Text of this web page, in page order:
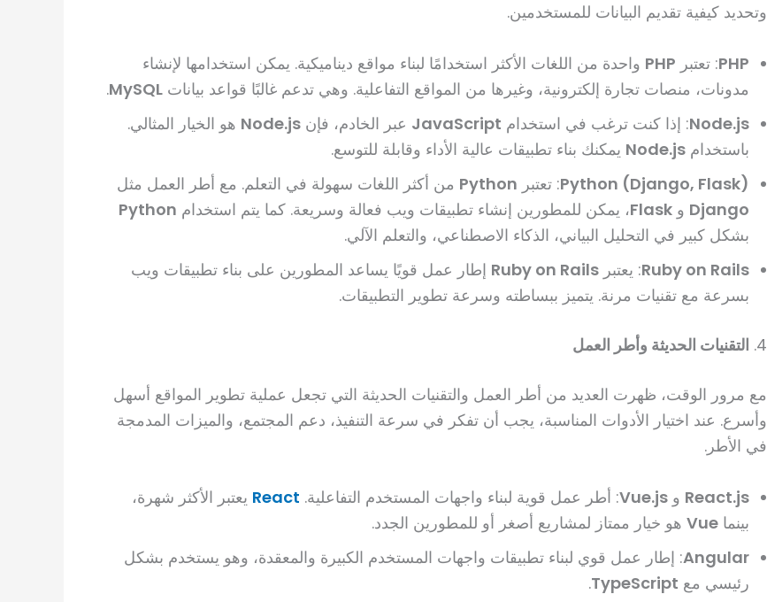
وتحديد كيفية تقديم البيانات للمستخدمين.
PHP: تعتبر PHP واحدة من اللغات الأكثر استخدامًا لبناء مواقع ديناميكية. يمكن استخدامها لإنشاء
مدونات، منصات تجارة إلكترونية، وغيرها من المواقع التفاعلية. وهي تدعم غالبًا قواعد بيانات MySQL
.
Node.js: إذا كنت ترغب في استخدام JavaScript عبر الخادم، فإن Node.js هو الخيار المثالي.
باستخدام Node.js يمكنك بناء تطبيقات عالية الأداء وقابلة للتوسع.
Python (Django, Flask): تعتبر Python من أكثر اللغات سهولة في التعلم. مع أطر العمل مثل
Django و Flask، يمكن للمطورين إنشاء تطبيقات ويب فعالة وسريعة. كما يتم استخدام Python
بشكل كبير في التحليل البياني، الذكاء الاصطناعي، والتعلم الآلي.
Ruby on Rails: يعتبر Ruby on Rails إطار عمل قويًا يساعد المطورين على بناء تطبيقات ويب
بسرعة مع تقنيات مرنة. يتميز ببساطته وسرعة تطوير التطبيقات.
4. التقنيات الحديثة وأطر العمل
مع مرور الوقت، ظهرت العديد من أطر العمل والتقنيات الحديثة التي تجعل عملية تطوير المواقع أسهل
وأسرع. عند اختيار الأدوات المناسبة، يجب أن تفكر في سرعة التنفيذ، دعم المجتمع، والميزات المدمجة
في الأطر.
React.js و Vue.js: أطر عمل قوية لبناء واجهات المستخدم التفاعلية. React يعتبر الأكثر شهرة،
بينما Vue هو خيار ممتاز لمشاريع أصغر أو للمطورين الجدد.
Angular: إطار عمل قوي لبناء تطبيقات واجهات المستخدم الكبيرة والمعقدة، وهو يستخدم بشكل
رئيسي مع TypeScript
.